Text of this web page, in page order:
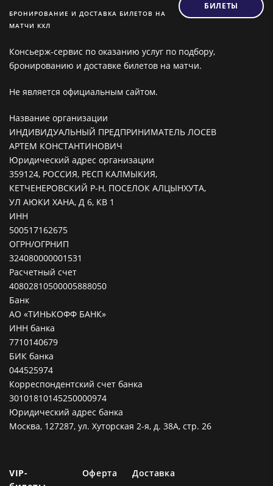
БРОНИРОВАНИЕ И ДОСТАВКА БИЛЕТОВ НА
МАТЧИ КХЛ
БИЛЕТЫ
Консьерж-сервис по оказанию услуг по подбору,
бронированию и доставке билетов на матчи.
Не является официальным сайтом.
Название организации
ИНДИВИДУАЛЬНЫЙ ПРЕДПРИНИМАТЕЛЬ ЛОСЕВ
АРТЕМ КОНСТАНТИНОВИЧ
Юридический адрес организации
359124, РОССИЯ, РЕСП КАЛМЫКИЯ,
КЕТЧЕНЕРОВСКИЙ Р-Н, ПОСЕЛОК АЛЦЫНХУТА,
УЛ АЮКИ ХАНА, Д 6, КВ 1
ИНН
500517162675
ОГРН/ОГРНИП
324080000001531
Расчетный счет
40802810500005888050
Банк
АО «ТИНЬКОФФ БАНК»
ИНН банка
7710140679
БИК банка
044525974
Корреспондентский счет банка
30101810145250000974
Юридический адрес банка
Москва, 127287, ул. Хуторская 2-я, д. 38А, стр. 26
VIP-
Оферта Доставка